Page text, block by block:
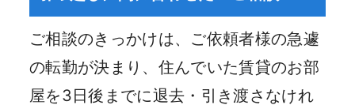
ご相談のきっかけは、ご依頼者様の急遽
の転勤が決まり、住んでいた賃貸のお部
屋を3日後までに退去・引き渡さなけれ